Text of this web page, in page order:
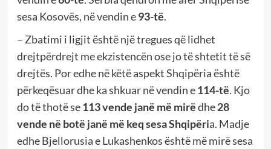
sesa Kosovës, në vendin e93-të.
– Zbatimi i ligjit është një tregues që lidhet
drejtpërdrejt me ekzistencën ose jo të shtetit të së
drejtës. Por edhe në këtë aspekt Shqipëria është
përkeqësuar dhe ka shkuar në vendin e114-të. Kjo
do të thotë se113 vende janë më mirëdhe28
vende në botë janë më keq sesa Shqipëria. Madje
edhe Bjellorusia e Lukashenkos është më mirë sesa